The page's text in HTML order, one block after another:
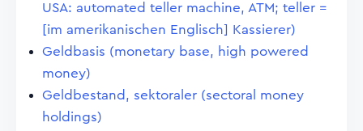
USA: automated teller machine, ATM; teller =
[im amerikanischen Englisch] Kassierer)
Geldbasis (monetary base, high powered
money)
Geldbestand, sektoraler (sectoral money
holdings)